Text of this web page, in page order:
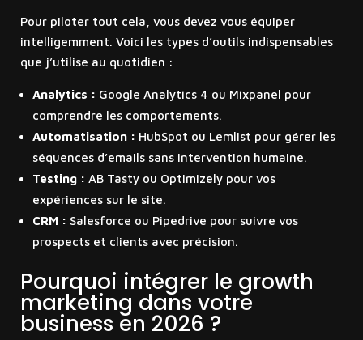
Pour piloter tout cela, vous devez vous équiper
intelligemment. Voici les types d’outils indispensables
que j’utilise au quotidien :
Analytics : Google Analytics 4 ou Mixpanel pour
comprendre les comportements.
Automatisation : HubSpot ou Lemlist pour gérer les
séquences d’emails sans intervention humaine.
Testing : AB Tasty ou Optimizely pour vos
expériences sur le site.
CRM : Salesforce ou Pipedrive pour suivre vos
prospects et clients avec précision.
Pourquoi intégrer le growth
marketing dans votre
business en 2026 ?